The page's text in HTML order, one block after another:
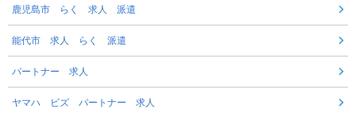
鹿児島市 らく 求人 派遣
能代市 求人 らく 派遣
パートナー 求人
ヤマハ ビズ パートナー 求人